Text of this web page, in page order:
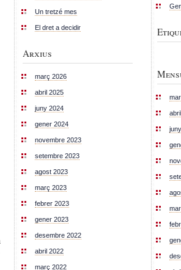
Un tretzé mes
El dret a decidir
Arxius
març 2026
abril 2025
juny 2024
gener 2024
novembre 2023
setembre 2023
agost 2023
març 2023
febrer 2023
gener 2023
desembre 2022
abril 2022
març 2022